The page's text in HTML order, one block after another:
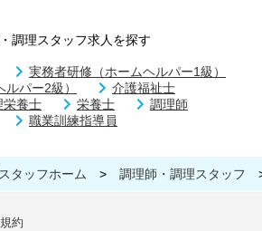
調理スタッフ求人を探す
実務者研修（ホームヘルパー1級）
パー2級）
介護福祉士
栄養士 栄養士
調理師
職業訓練指導員
タッフホーム > 調理師・調理スタッフ
約